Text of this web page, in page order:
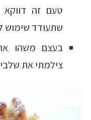
טעם זה דווקא
שתעודד שימוש
בעצם משהו
צילמתי את